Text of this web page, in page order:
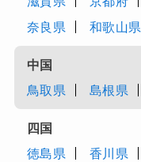
奈良県
和歌山県
中国
鳥取県
島根県
四国
徳島県
香川県